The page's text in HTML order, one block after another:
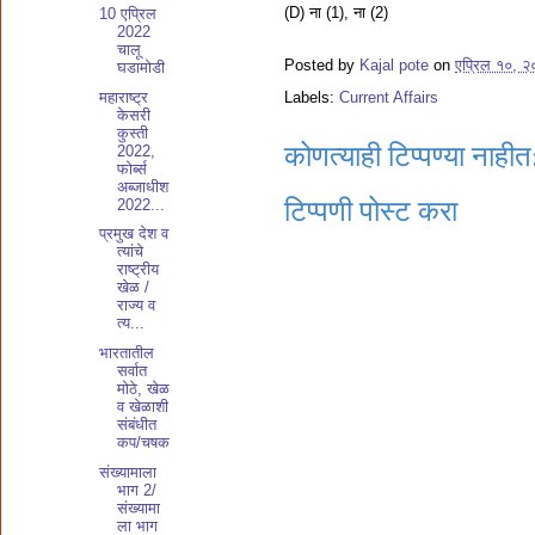
(D) ना (1), ना (2)
Posted by Kajal pote on एप्रिल १०,
Labels: Current Affairs
कोणत्याही टिप्पण्‍या
टिप्पणी पोस्ट करा
10 एप्रिल
2022
चालू
घडामोडी
महाराष्ट्र
केसरी
कुस्ती
2022,
फोर्ब्स
अब्जाधीश
2022...
प्रमुख देश व
त्यांचे
राष्ट्रीय
खेळ /
राज्य व
त्य...
भारतातील
सर्वात
मोठे, खेळ
व खेळाशी
संबंधीत
कप/चषक
संख्यामाला
भाग 2/
संख्यामा
ला भाग